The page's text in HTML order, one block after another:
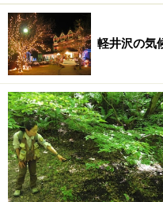
軽井沢の気